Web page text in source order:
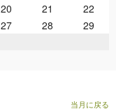
20 21
22
27 28
29
当月に戻る